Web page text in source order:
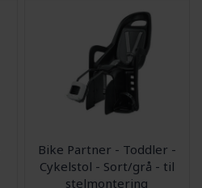
Bike Partner - Toddler -
Cykelstol - Sort/grå - til
stelmontering